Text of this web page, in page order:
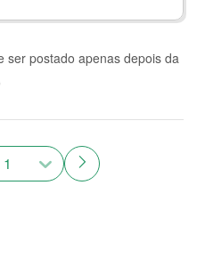
ser postado apenas depois da